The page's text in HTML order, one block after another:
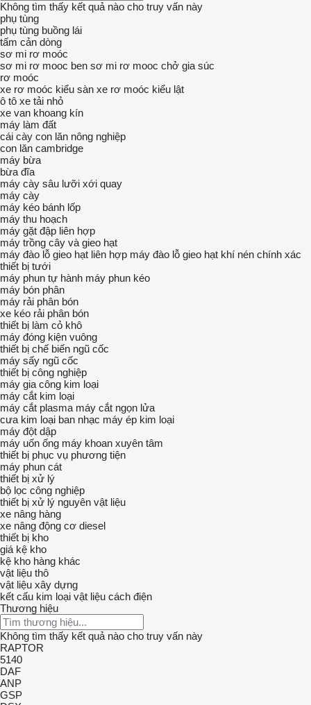
Không tìm thấy kết quả nào cho truy vấn này
phụ tùng
phụ tùng buồng lái
tấm cản dòng
sơ mi rơ moóc
sơ mi rơ mooc ben sơ mi rơ mooc chở gia súc
rơ moóc
xe rơ moóc kiểu sàn xe rơ moóc kiểu lật
ô tô xe tải nhỏ
xe van khoang kín
máy làm đất
cái cày con lăn nông nghiệp
con lăn cambridge
máy bừa
bừa đĩa
máy cày sâu lưỡi xới quay
máy cày
máy kéo bánh lốp
máy thu hoạch
máy gặt đập liên hợp
máy trồng cây và gieo hạt
máy đào lỗ gieo hạt liên hợp máy đào lỗ gieo hạt khí nén chính xác
thiết bị tưới
máy phun tự hành máy phun kéo
máy bón phân
máy rải phân bón
xe kéo rải phân bón
thiết bị làm cỏ khô
máy đóng kiện vuông
thiết bị chế biến ngũ cốc
máy sấy ngũ cốc
thiết bị công nghiệp
máy gia công kim loại
máy cắt kim loại
máy cắt plasma máy cắt ngọn lửa
cưa kim loại ban nhạc máy ép kim loại
máy đột dập
máy uốn ống máy khoan xuyên tâm
thiết bị phục vụ phương tiện
máy phun cát
thiết bị xử lý
bộ lọc công nghiệp
thiết bị xử lý nguyên vật liệu
xe nâng hàng
xe nâng động cơ diesel
thiết bị kho
giá kệ kho
kệ kho hàng khác
vật liệu thô
vật liệu xây dựng
kết cấu kim loại vật liệu cách điện
Thương hiệu
Không tìm thấy kết quả nào cho truy vấn này
RAPTOR
5140
DAF
ANP
GSP